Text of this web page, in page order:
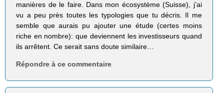
manières de le faire. Dans mon écosystème (Suisse), j’ai
vu a peu près toutes les typologies que tu décris. Il me
semble que aurais pu ajouter une étude (certes moins
riche en nombre): que deviennent les investisseurs quand
ils arrêtent. Ce serait sans doute similaire…
Répondre à ce commentaire